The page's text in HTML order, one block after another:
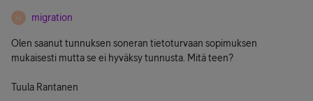
M migration
Olen saanut tunnuksen soneran tietoturvaan sopimuksen
mukaisesti mutta se ei hyväksy tunnusta. Mitä teen?
Tuula Rantanen